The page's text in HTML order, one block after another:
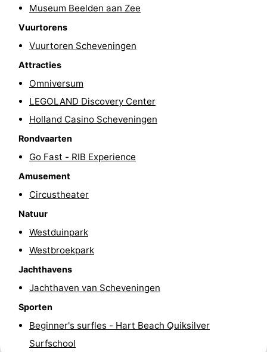
Sporten
Fietsen
Golfbanen
Surfen
Eten
drinken
Evenementen
Praktisch
Route
Parkeren
Reisboekenwinkel
Museum Beelden aan Zee
Vuurtorens
Vuurtoren Scheveningen
Attracties
Omniversum
LEGOLAND Discovery Center
Holland Casino Scheveningen
Rondvaarten
Go Fast - RIB Experience
Amusement
Circustheater
Natuur
Westduinpark
Westbroekpark
Jachthavens
Jachthaven van Scheveningen
Sporten
Beginner's surfles - Hart Beach Quiksilver
Surfschool